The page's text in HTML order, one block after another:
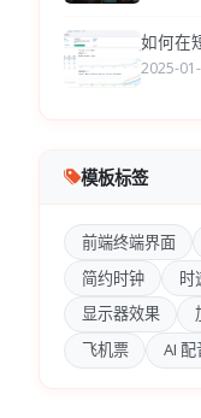
如何在
2025-
模板标签
前端终端界面
简约时钟
时
显示器效果
飞机票
AI 配